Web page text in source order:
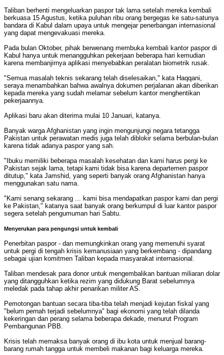
Taliban berhenti mengeluarkan paspor tak lama setelah mereka kembali
berkuasa 15 Agustus, ketika puluhan ribu orang bergegas ke satu-satunya
bandara di Kabul dalam upaya untuk mengejar penerbangan internasional
yang dapat mengevakuasi mereka.
Pada bulan Oktober, pihak berwenang membuka kembali kantor paspor di
Kabul hanya untuk menangguhkan pekerjaan beberapa hari kemudian
karena membanjirnya aplikasi menyebabkan peralatan biometrik rusak.
"Semua masalah teknis sekarang telah diselesaikan," kata Haqqani,
seraya menambahkan bahwa awalnya dokumen perjalanan akan diberikan
kepada mereka yang sudah melamar sebelum kantor menghentikan
pekerjaannya.
Aplikasi baru akan diterima mulai 10 Januari, katanya.
Banyak warga Afghanistan yang ingin mengunjungi negara tetangga
Pakistan untuk perawatan medis juga telah diblokir selama berbulan-bulan
karena tidak adanya paspor yang sah.
"Ibuku memiliki beberapa masalah kesehatan dan kami harus pergi ke
Pakistan sejak lama, tetapi kami tidak bisa karena departemen paspor
ditutup," kata Jamshid, yang seperti banyak orang Afghanistan hanya
menggunakan satu nama.
"Kami senang sekarang ... kami bisa mendapatkan paspor kami dan pergi
ke Pakistan," katanya saat banyak orang berkumpul di luar kantor paspor
segera setelah pengumuman hari Sabtu.
Menyerukan para pengungsi untuk kembali
Penerbitan paspor - dan memungkinkan orang yang memenuhi syarat
untuk pergi di tengah krisis kemanusiaan yang berkembang - dipandang
sebagai ujian komitmen Taliban kepada masyarakat internasional.
Taliban mendesak para donor untuk mengembalikan bantuan miliaran dolar
yang ditangguhkan ketika rezim yang didukung Barat sebelumnya
meledak pada tahap akhir penarikan militer AS.
Pemotongan bantuan secara tiba-tiba telah menjadi kejutan fiskal yang
"belum pernah terjadi sebelumnya" bagi ekonomi yang telah dilanda
kekeringan dan perang selama beberapa dekade, menurut Program
Pembangunan PBB.
Krisis telah memaksa banyak orang di ibu kota untuk menjual barang-
barang rumah tangga untuk membeli makanan bagi keluarga mereka.